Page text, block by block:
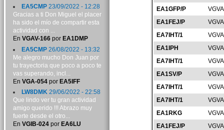
EA1GFP/P
EA1FEJ/P
EA7IHT/1
EA1IPH
EA7IHT/1
EA1SV/P
EA7IHT/1
EA7IHT/1
EA1RKG
EA1FEJ/P
EA5CMP23/09/2022 - 12:28
Gracias a ti Don Miguel el placer
ha sido el mío de compartir esta
actividad con ...
En VGAV-166por EA1DMP
EA5CMP26/08/2022 - 13:32
Me alegro mucho Don Juan por
tu trayectoria que poco a poco te
vas superando, incl...
En VGA-054por EA5IFF
LW8DMK29/06/2022 - 22:58
Que lindo ver tu gran actividad
amigo querido !!! Abrazo muy
fuerte desde el otro...
En VGIB-024por EA6LU